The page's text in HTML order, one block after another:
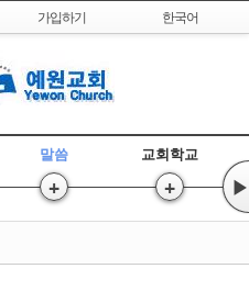
가입하기 한국어
말씀
+
교회학교
+ ▶
치북5
치북5